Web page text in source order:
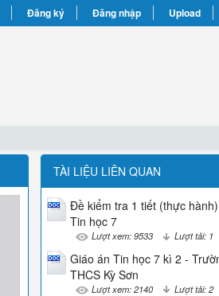
Đăng ký Đăng nhập Upload
TÀI LIỆU LIÊN QUAN
Đề kiểm tra 1 tiết (thực
Tin học 7
Lượt xem: 9533 Lượt tải: 1
Giáo án Tin học 7 kì 2 -
THCS Kỳ Sơn
Lượt xem: 2140 Lượt tải: 2